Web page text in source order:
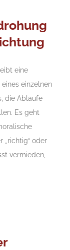
eine
einzelnen
die Abläufe
Es geht
„richtig“ oder
vermieden,